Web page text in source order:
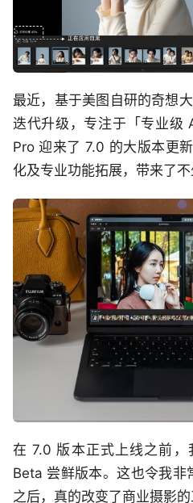
最近，基于美图自研的奇想
迭代升级，专注于「专业级
Pro 迎来了 7.0 的大版本更
化及专业功能拓展，带来了不
在 7.0 版本正式上线之前
Beta 尝鲜版本。这也令我非
之后，真的改变了商业摄影的